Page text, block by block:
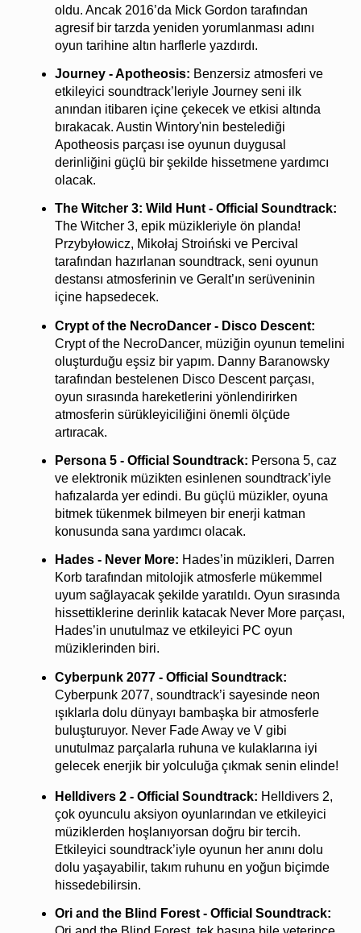
oldu. Ancak 2016’da Mick Gordon tarafından
agresif bir tarzda yeniden yorumlanması adını
oyun tarihine altın harflerle yazdırdı.
Journey - Apotheosis: Benzersiz atmosferi ve
etkileyici soundtrack’leriyle Journey seni ilk
anından itibaren içine çekecek ve etkisi altında
bırakacak. Austin Wintory'nin bestelediği
Apotheosis parçası ise oyunun duygusal
derinliğini güçlü bir şekilde hissetmene yardımcı
olacak.
The Witcher 3, epik müzikleriyle ön planda!
Przybyłowicz, Mikołaj Stroiński ve Percival
tarafından hazırlanan soundtrack, seni oyunun
destansı atmosferinin ve Geralt’ın serüveninin
içine hapsedecek.
Crypt of the NecroDancer, müziğin oyunun temelini
oluşturduğu eşsiz bir yapım. Danny Baranowsky
tarafından bestelenen Disco Descent parçası,
oyun sırasında hareketlerini yönlendirirken
atmosferin sürükleyiciliğini önemli ölçüde
artıracak.
Persona 5 - Official Soundtrack: Persona 5, caz
ve elektronik müzikten esinlenen soundtrack’iyle
hafızalarda yer edindi. Bu güçlü müzikler, oyuna
bitmek tükenmek bilmeyen bir enerji katman
konusunda sana yardımcı olacak.
Hades - Never More: Hades’in müzikleri, Darren
Korb tarafından mitolojik atmosferle mükemmel
uyum sağlayacak şekilde yaratıldı. Oyun sırasında
hissettiklerine derinlik katacak Never More parçası,
Hades’in unutulmaz ve etkileyici PC oyun
müziklerinden biri.
Cyberpunk 2077, soundtrack’i sayesinde neon
ışıklarla dolu dünyayı bambaşka bir atmosferle
buluşturuyor. Never Fade Away ve V gibi
unutulmaz parçalarla ruhuna ve kulaklarına iyi
gelecek enerjik bir yolculuğa çıkmak senin elinde!
Helldivers 2 - Official Soundtrack: Helldivers 2,
çok oyunculu aksiyon oyunlarından ve etkileyici
müziklerden hoşlanıyorsan doğru bir tercih.
Etkileyici soundtrack’iyle oyunun her anını dolu
dolu yaşayabilir, takım ruhunu en yoğun biçimde
hissedebilirsin.